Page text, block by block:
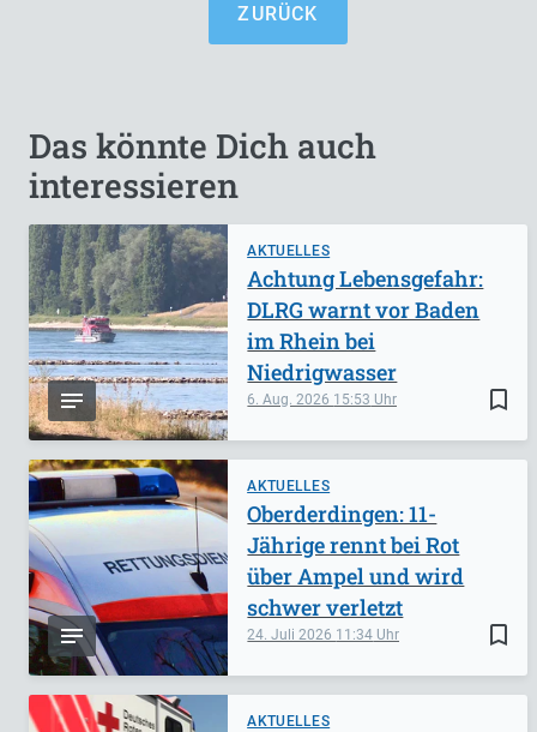
ZURÜCK
Das könnte Dich auch
interessieren
AKTUELLES
bookmark_border
6. Aug. 2026 15:53
Achtung Lebensgefahr:
DLRG warnt vor Baden
im Rhein bei
Niedrigwasser
AKTUELLES
bookmark_border
24. Juli 2026 11:34
Oberderdingen: 11-
Jährige rennt bei Rot
über Ampel und wird
schwer verletzt
AKTUELLES